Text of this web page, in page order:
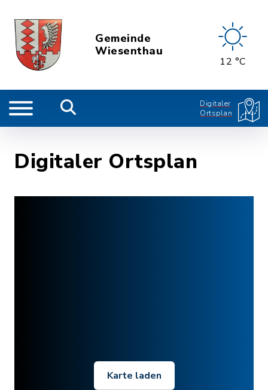
Gemeinde
Wiesenthau
12 °C
Digitaler
Ortsplan
Digitaler Ortsplan
Karte laden